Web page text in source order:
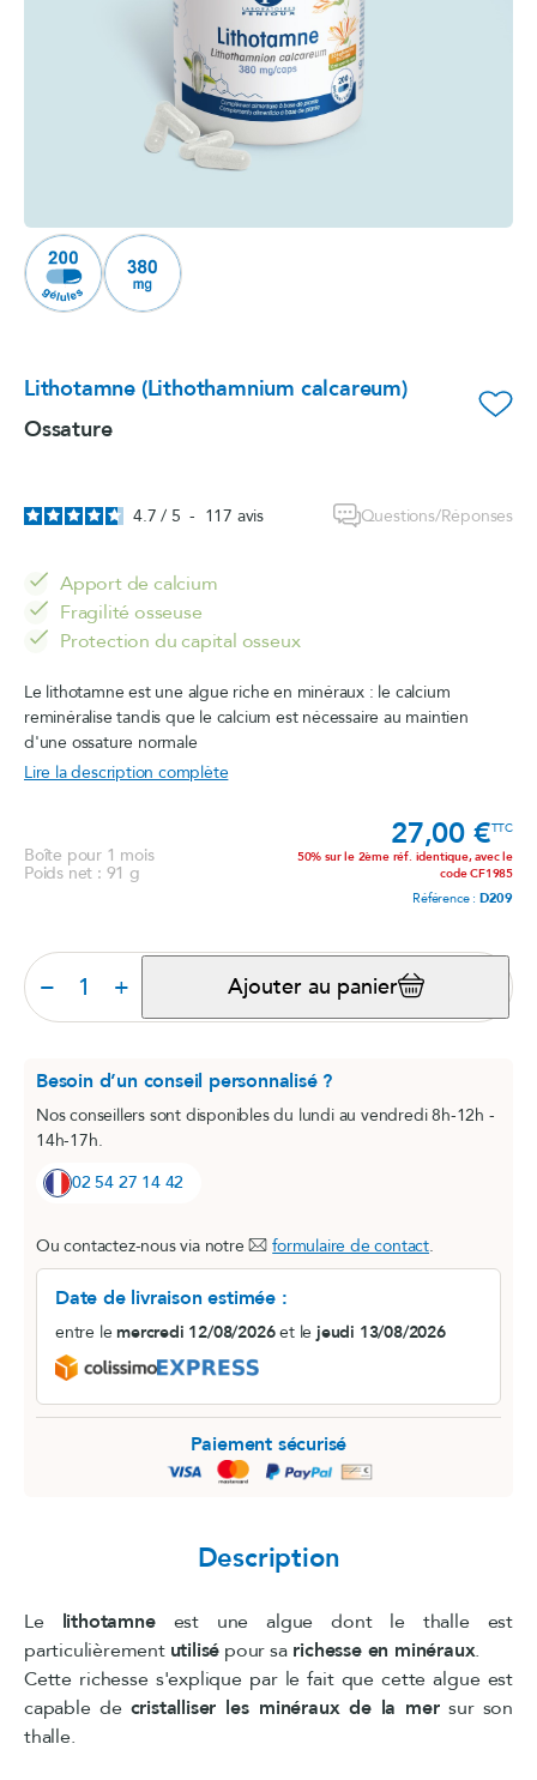
Lithotamne (Lithothamnium calcareum) favorite_border
Ossature
4.7 / 5 - 117 avis Questions/Réponses
Apport de calcium
Fragilité osseuse
Protection du capital osseux
Le lithotamne est une algue riche en minéraux : le calcium
reminéralise tandis que le calcium est nécessaire au maintien
d'une ossature normale
Lire la description complète
Boîte pour 1 mois
Poids net : 91 g
Prix
27,00 €TTC
50% sur le 2ème réf. identique, avec le
code CF1985
Référence : D209
− + Ajouter au panier
Besoin d’un conseil personnalisé ?
Nos conseillers sont disponibles du lundi au vendredi 8h-12h -
14h-17h.
02 54 27 14 42
Ou contactez-nous via notre formulaire de contact.
Date de livraison estimée :
entre lemercredi 12/08/2026et lejeudi 13/08/2026
Paiement sécurisé
Description
Le lithotamneest une algue dont le thalle est
particulièrement utilisé pour sarichesse en minéraux.
Cette richesse s'explique par le fait que cette algue est
capable de cristalliser les minéraux de la mersur son
thalle.